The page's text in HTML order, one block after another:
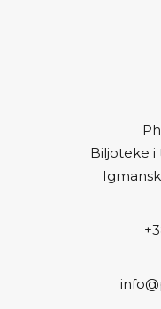
Biljoteke i